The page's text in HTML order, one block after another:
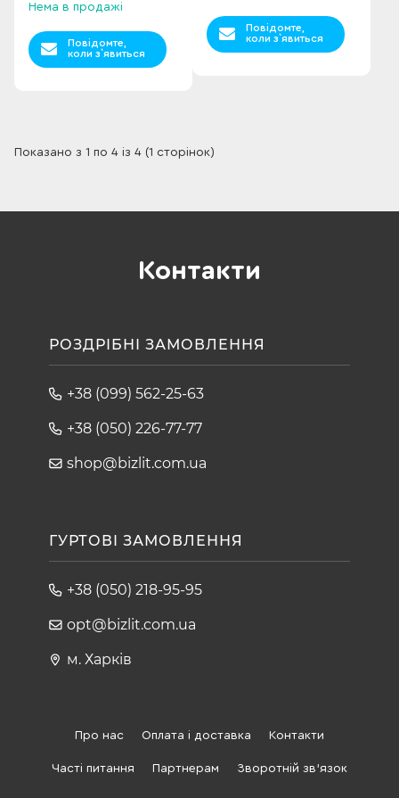
Нема в продажі
Повідомте,
коли з`явиться
Повідомте,
коли з`явиться
Показано з 1 по 4 із 4 (1 сторінок)
Контакти
РОЗДРІБНІ ЗАМОВЛЕННЯ
+38 (099) 562-25-63
+38 (050) 226-77-77
shop@bizlit.com.ua
ГУРТОВІ ЗАМОВЛЕННЯ
+38 (050) 218-95-95
opt@bizlit.com.ua
м. Харків
Про нас Оплата і доставка Контакти
Часті питання Партнерам Зворотній зв'язок